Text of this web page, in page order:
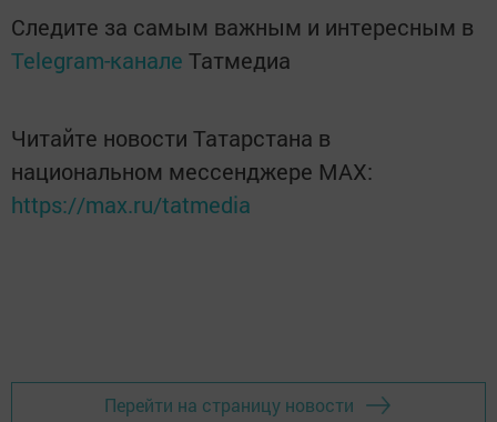
Следите за самым важным и интересным в
Telegram-канале Татмедиа
Читайте новости Татарстана в
национальном мессенджере MАХ:
https://max.ru/tatmedia
Перейти на страницу новости